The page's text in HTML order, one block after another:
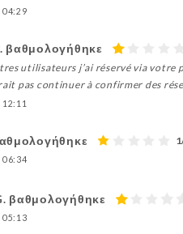
04:29
βαθμολογήθηκε
utilisateurs j’ai réservé via
pas continuer à confirmer des
12:11
06:34
βαθμολογήθηκε
05:13